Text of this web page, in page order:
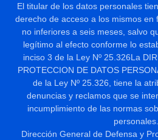
El titular de los datos personales
derecho de acceso a los mismos en
no inferiores a seis meses, salvo
legítimo al efecto conforme lo
inciso 3 de la Ley Nº 25.326La
PROTECCION DE DATOS
de la Ley Nº 25.326, tiene la
denuncias y reclamos que se
incumplimiento de las normas
personales.
Dirección General de Defensa y